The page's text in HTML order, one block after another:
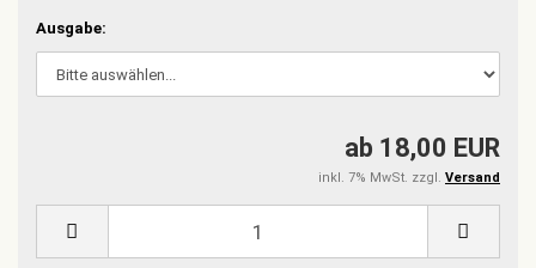
Ausgabe:
ab 18,00 EUR
inkl. 7% MwSt. zzgl. Versand